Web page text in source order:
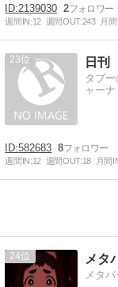
2139030 2
週間IN:12 週間OUT:243 月
23 日
タブ
ャー
582683 8
週間IN:12 週間OUT:18 月間
24 メタ
メタ